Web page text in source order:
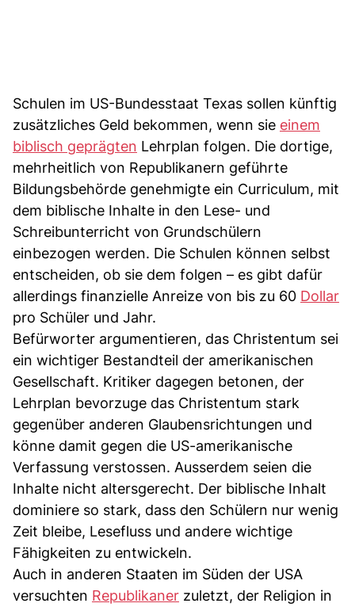
Schulen im US-Bundesstaat Texas sollen künftig
zusätzliches Geld bekommen, wenn sie einem
biblisch geprägten Lehrplan folgen. Die dortige,
mehrheitlich von Republikanern geführte
Bildungsbehörde genehmigte ein Curriculum, mit
dem biblische Inhalte in den Lese- und
Schreibunterricht von Grundschülern
einbezogen werden. Die Schulen können selbst
entscheiden, ob sie dem folgen – es gibt dafür
allerdings finanzielle Anreize von bis zu 60 Dollar
pro Schüler und Jahr.
Befürworter argumentieren, das Christentum sei
ein wichtiger Bestandteil der amerikanischen
Gesellschaft. Kritiker dagegen betonen, der
Lehrplan bevorzuge das Christentum stark
gegenüber anderen Glaubensrichtungen und
könne damit gegen die US-amerikanische
Verfassung verstossen. Ausserdem seien die
Inhalte nicht altersgerecht. Der biblische Inhalt
dominiere so stark, dass den Schülern nur wenig
Zeit bleibe, Lesefluss und andere wichtige
Fähigkeiten zu entwickeln.
Auch in anderen Staaten im Süden der USA
versuchten Republikaner zuletzt, der Religion in